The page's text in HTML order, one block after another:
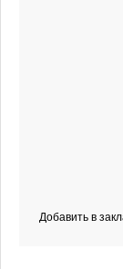
Добавить в